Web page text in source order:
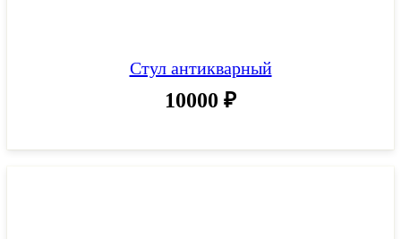
Стул антикварный
10000 ₽